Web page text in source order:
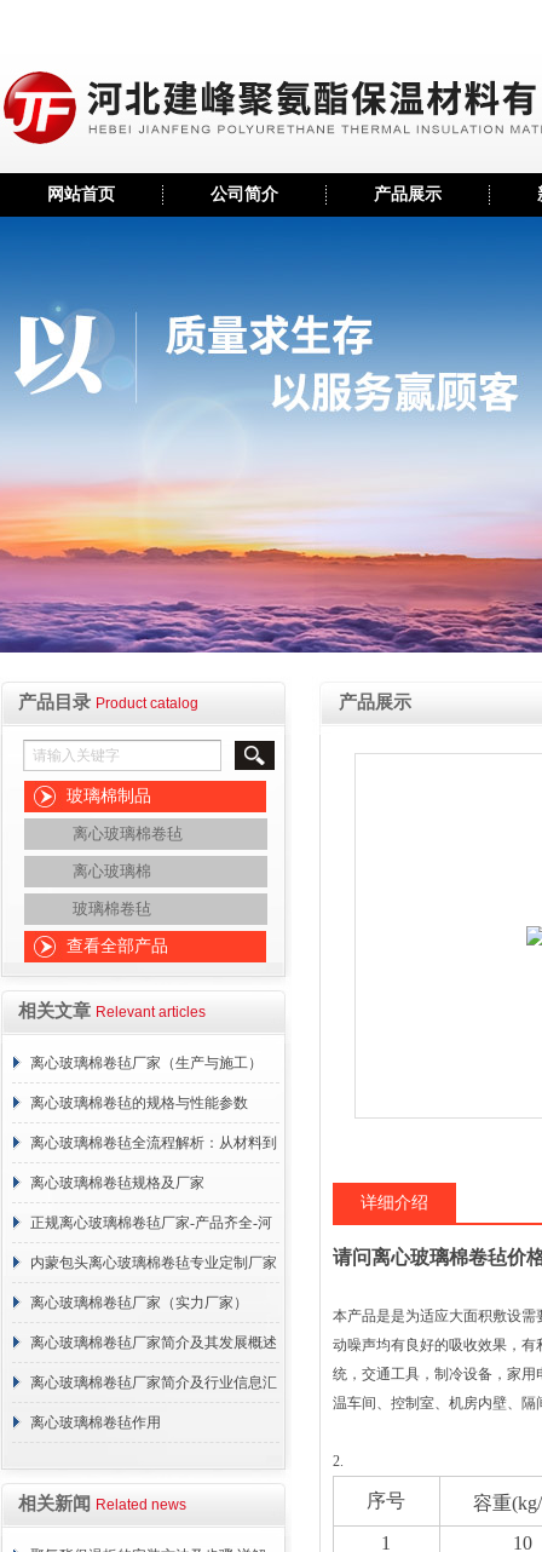
网站首页 公司简介 产品展示
产品目录 Product catalog
玻璃棉制品
离心玻璃棉卷毡
离心玻璃棉
玻璃棉卷毡
查看全部产品
相关文章 Relevant articles
离心玻璃棉卷毡厂家（生产与施工）
离心玻璃棉卷毡的规格与性能参数
离心玻璃棉卷毡全流程解析：从材料到
施工
离心玻璃棉卷毡规格及厂家
正规离心玻璃棉卷毡厂家-产品齐全-河
北建峰保温材料有限公司
内蒙包头离心玻璃棉卷毡专业定制厂家
离心玻璃棉卷毡厂家（实力厂家）
离心玻璃棉卷毡厂家简介及其发展概述
离心玻璃棉卷毡厂家简介及行业信息汇
总
离心玻璃棉卷毡作用
相关新闻 Related news
产品展示
详细介绍
请问离心玻璃棉卷毡价
本产品是是为适应大面积敷设
动噪声均有良好的吸收效果，
统，交通工具，制冷设备，家
温车间、控制室、机房内壁、隔
2.
序号
容重
1
10